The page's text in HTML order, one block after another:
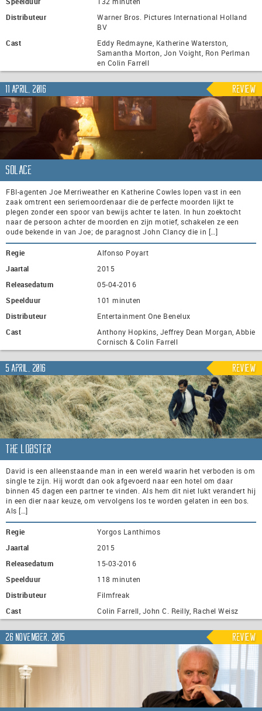
Distributeur
Warner Bros. Pictures International Holland
BV
Cast
Eddy Redmayne, Katherine Waterston,
Samantha Morton, Jon Voight, Ron Perlman
en Colin Farrell
11 april, 2016 Review
Solace
FBI-agenten Joe Merriweather en Katherine Cowles lopen vast in een
zaak omtrent een seriemoordenaar die de perfecte moorden lijkt te
plegen zonder een spoor van bewijs achter te laten. In hun zoektocht
naar de persoon achter de moorden en zijn motief, schakelen ze een
oude bekende in van Joe; de paragnost John Clancy die in […]
Regie
Alfonso Poyart
Jaartal
2015
Releasedatum
05-04-2016
Speelduur
101 minuten
Distributeur
Entertainment One Benelux
Cast
Anthony Hopkins, Jeffrey Dean Morgan, Abbie
Cornisch & Colin Farrell
5 april, 2016 Review
The Lobster
David is een alleenstaande man in een wereld waarin het verboden is om
single te zijn. Hij wordt dan ook afgevoerd naar een hotel om daar
binnen 45 dagen een partner te vinden. Als hem dit niet lukt verandert hij
in een dier naar keuze, om vervolgens los te worden gelaten in een bos.
Als […]
Regie
Yorgos Lanthimos
Jaartal
2015
Releasedatum
15-03-2016
Speelduur
118 minuten
Distributeur
Filmfreak
Cast
Colin Farrell, John C. Reilly, Rachel Weisz
26 november, 2015 Review